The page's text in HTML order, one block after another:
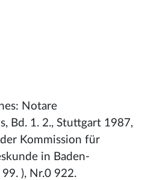
Notare
Bd. 1. 2., Stuttgart 1987,
Kommission für
in Baden-
), Nr.0 922.